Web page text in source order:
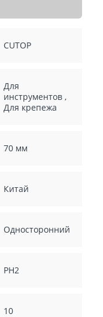
CUTOP
Для
инструментов,
Для крепежа
70 мм
Китай
Односторонний
PH2
10